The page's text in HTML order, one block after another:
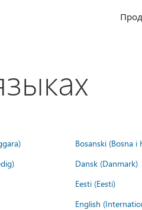
Bosanski (Bosna i
Dansk (Danmark)
Eesti (Eesti)
English